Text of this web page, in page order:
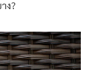
ง?